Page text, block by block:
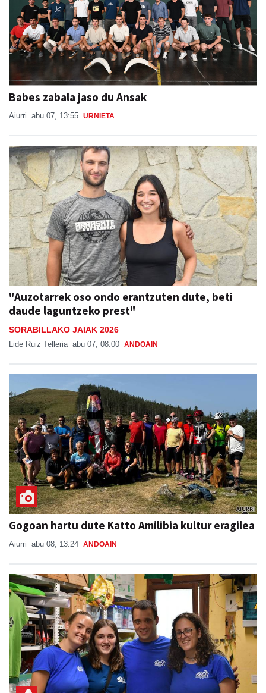
Babes zabala jaso du Ansak
Aiurri abu 07, 13:55 URNIETA
"Auzotarrek oso ondo erantzuten dute, beti
daude laguntzeko prest"
SORABILLAKO JAIAK 2026
Lide Ruiz Telleria abu 07, 08:00 ANDOAIN
Gogoan hartu dute Katto Amilibia kultur eragilea
Aiurri abu 08, 13:24 ANDOAIN